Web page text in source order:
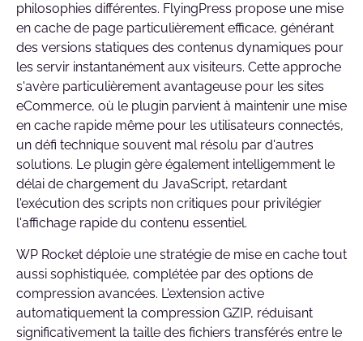
philosophies différentes. FlyingPress propose une mise
en cache de page particulièrement efficace, générant
des versions statiques des contenus dynamiques pour
les servir instantanément aux visiteurs. Cette approche
s'avère particulièrement avantageuse pour les sites
eCommerce, où le plugin parvient à maintenir une mise
en cache rapide même pour les utilisateurs connectés,
un défi technique souvent mal résolu par d'autres
solutions. Le plugin gère également intelligemment le
délai de chargement du JavaScript, retardant
l'exécution des scripts non critiques pour privilégier
l'affichage rapide du contenu essentiel.
WP Rocket déploie une stratégie de mise en cache tout
aussi sophistiquée, complétée par des options de
compression avancées. L'extension active
automatiquement la compression GZIP, réduisant
significativement la taille des fichiers transférés entre le